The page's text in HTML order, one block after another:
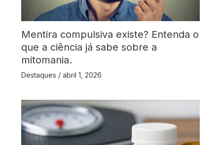
Mentira compulsiva existe? Entenda o
que a ciência já sabe sobre a
mitomania.
Destaques / abril 1, 2026